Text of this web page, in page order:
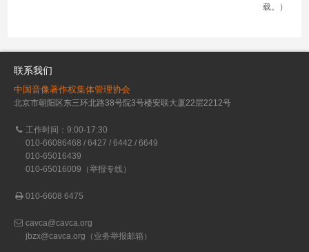
载。）
联系我们
中国音像著作权集体管理协会
北京市朝阳区东三环北路38号院3号楼安联大厦22层2212号
工作时间：9:00-17:30
010-66086468 / 6427 / 6442 / 6649
010-65016439
010-65016009（举报专线）
010-6608 6475
cavca@cavca.org
jbzx@cavca.org （业务举报邮箱）